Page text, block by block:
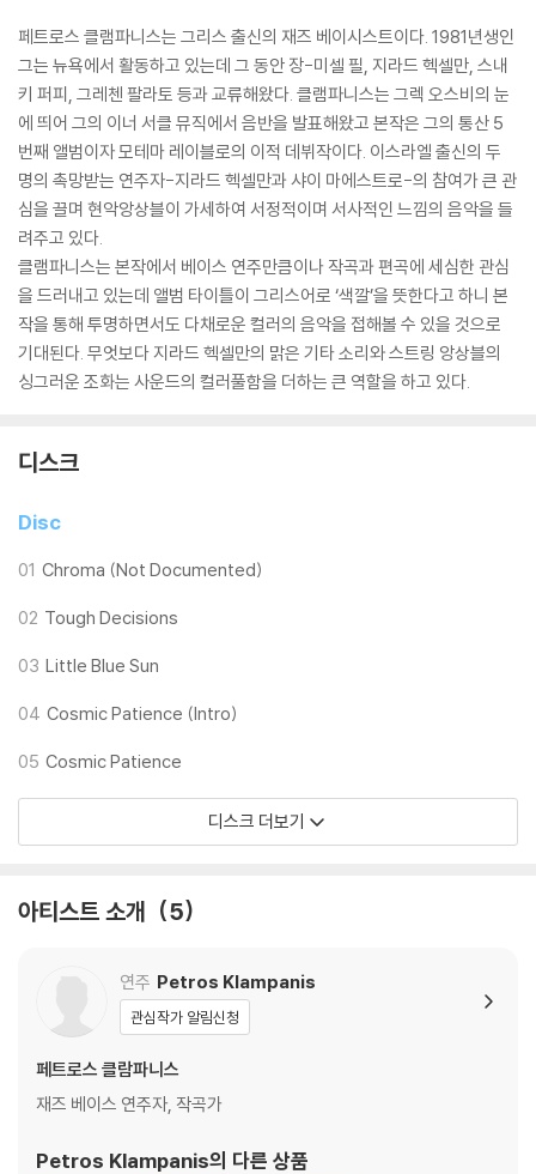
페트로스 클램파니스는 그리스 출신의 재즈 베이시스트이다. 1981년생인
그는 뉴욕에서 활동하고 있는데 그 동안 장-미셀 필, 지라드 헥셀만, 스내
키 퍼피, 그레첸 팔라토 등과 교류해왔다. 클램파니스는 그렉 오스비의 눈
에 띄어 그의 이너 서클 뮤직에서 음반을 발표해왔고 본작은 그의 통산 5
번째 앨범이자 모테마 레이블로의 이적 데뷔작이다. 이스라엘 출신의 두
명의 촉망받는 연주자-지라드 헥셀만과 샤이 마에스트로-의 참여가 큰 관
심을 끌며 현악앙상블이 가세하여 서정적이며 서사적인 느낌의 음악을 들
려주고 있다.
클램파니스는 본작에서 베이스 연주만큼이나 작곡과 편곡에 세심한 관심
을 드러내고 있는데 앨범 타이틀이 그리스어로 ‘색깔’을 뜻한다고 하니 본
작을 통해 투명하면서도 다채로운 컬러의 음악을 접해볼 수 있을 것으로
기대된다. 무엇보다 지라드 헥셀만의 맑은 기타 소리와 스트링 앙상블의
싱그러운 조화는 사운드의 컬러풀함을 더하는 큰 역할을 하고 있다.
디스크
Disc
01 Chroma (Not Documented)
02 Tough Decisions
03 Little Blue Sun
04 Cosmic Patience (Intro)
05 Cosmic Patience
디스크 더보기
아티스트 소개 5
연주 Petros Klampanis
관심작가 알림신청
페트로스 클람파니스
재즈 베이스 연주자, 작곡가
Petros Klampanis의 다른 상품